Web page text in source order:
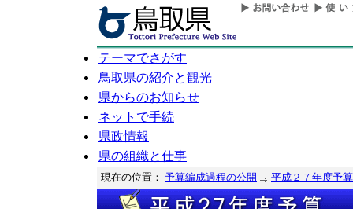
テーマでさがす
鳥取県の紹介と観光
県からのお知らせ
ネットで手続
県政情報
県の組織と仕事
現在の位置： 予算編成過程の公開 平成２７年度予算